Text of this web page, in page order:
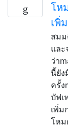
โห
เพิ่
สมม
และ
ว่า
นี้ยัง
ครั้ง
บัฟเ
เพิ่ม
โหม